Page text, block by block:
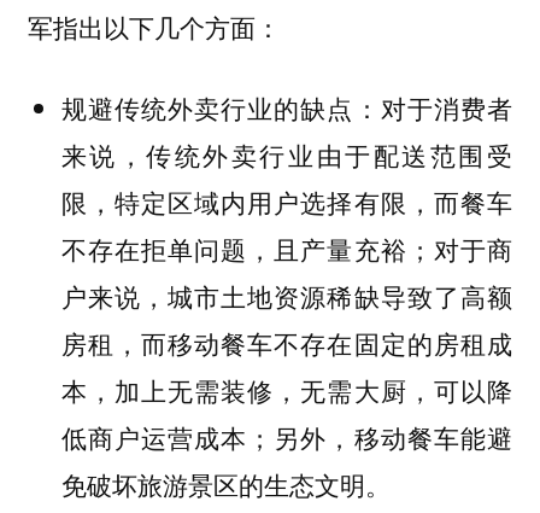
军指出以下几个方面：
规避传统外卖行业的缺点： 对于消费者
来说，传统外卖行业由于配送范围受
限，特定区域内用户选择有限，而餐车
不存在拒单问题，且产量充裕；对于商
户来说，城市土地资源稀缺导致了高额
房租，而移动餐车不存在固定的房租成
本，加上无需装修，无需大厨，可以降
低商户运营成本；另外，移动餐车能避
免破坏旅游景区的生态文明。